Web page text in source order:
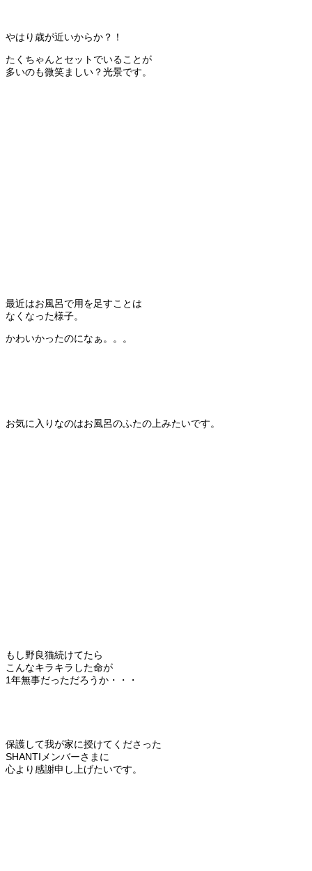
やはり歳が近いからか？！
たくちゃんとセットでいることが
多いのも微笑ましい？光景です。
最近はお風呂で用を足すことは
なくなった様子。
かわいかったのになぁ。。。
お気に入りなのはお風呂のふたの上みたいです。
もし野良猫続けてたら
こんなキラキラした命が
1年無事だっただろうか・・・
保護して我が家に授けてくださった
SHANTIメンバーさまに
心より感謝申し上げたいです。